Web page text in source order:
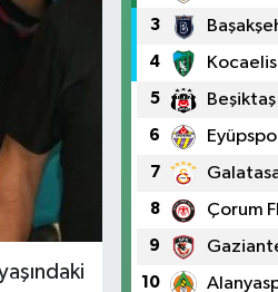
3
4
5 Beşiktaş
6
7
8 Çorum
9
10